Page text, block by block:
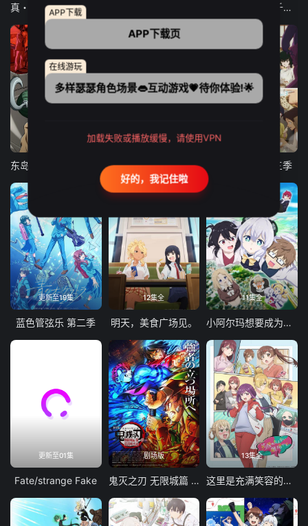
弹珠汽水瓶里的千岁同学
更新至21集
古诺希亚 致不灭的你 第三季
更新至19集
蓝色管弦乐 第二季
12集全
明天，美食广场见。
11集全
小阿尔玛想要成为家人
更新至01集
Fate/strange Fake
剧场版
鬼灭之刃 无限城篇 第一章 猗窝座再袭
13集全
这里是充满笑容的职场。
APP下载
APP下载页
在线游玩
多样瑟瑟角色场景👄互动游戏💗待你体验!🌟
加载失败或播放缓慢，请使用VPN
好的，我记住啦